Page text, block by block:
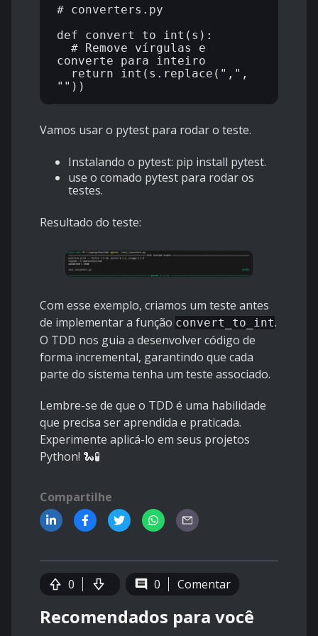
# converters.py
def convert_to_int(s):
converte para inteiro
Vamos usar o pytest para rodar o teste.
Instalando o pytest: pip install pytest.
use o comado pytest para rodar os
testes.
Resultado do teste:
Com esse exemplo, criamos um teste antes
de implementar a função convert_to_int.
O TDD nos guia a desenvolver código de
forma incremental, garantindo que cada
parte do sistema tenha um teste associado.
Lembre-se de que o TDD é uma habilidade
que precisa ser aprendida e praticada.
Experimente aplicá-lo em seus projetos
Python! 🐍🧪
Compartilhe
0 0 Comentar
Recomendados para você